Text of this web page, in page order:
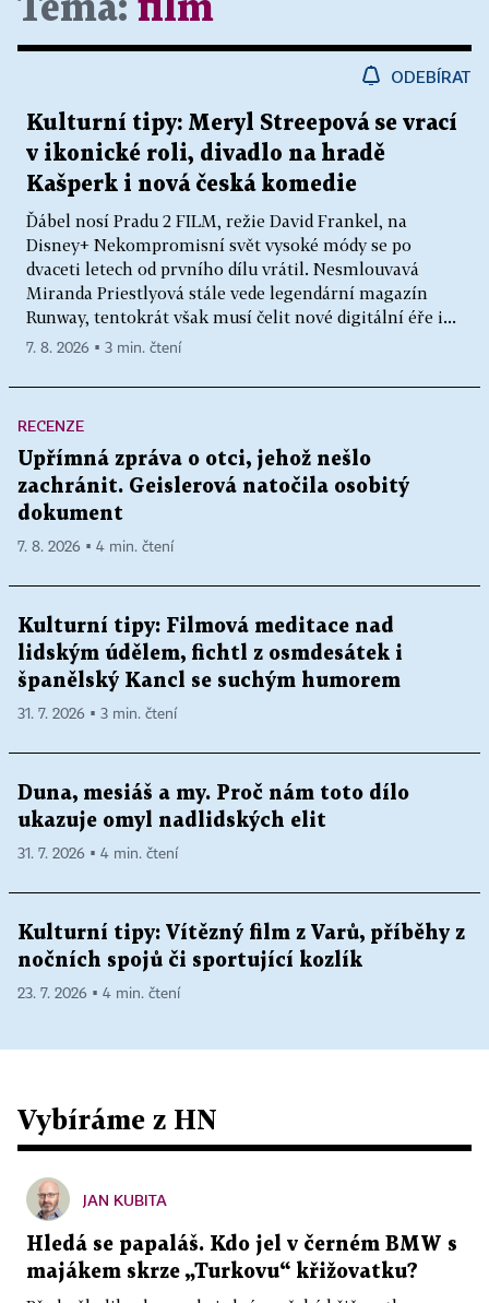
Téma: film
ODEBÍRAT
Kulturní tipy: Meryl Streepová se vrací
v ikonické roli, divadlo na hradě
Kašperk i nová česká komedie
Ďábel nosí Pradu 2 FILM, režie David Frankel, na
Disney+ Nekompromisní svět vysoké módy se po
dvaceti letech od prvního dílu vrátil. Nesmlouvavá
Miranda Priestlyová stále vede legendární magazín
Runway, tentokrát však musí čelit nové digitální éře i...
7. 8. 2026 ▪ 3 min. čtení
RECENZE
Upřímná zpráva o otci, jehož nešlo
zachránit. Geislerová natočila osobitý
dokument
7. 8. 2026 ▪ 4 min. čtení
Kulturní tipy: Filmová meditace nad
lidským údělem, fichtl z osmdesátek i
španělský Kancl se suchým humorem
31. 7. 2026 ▪ 3 min. čtení
Duna, mesiáš a my. Proč nám toto dílo
ukazuje omyl nadlidských elit
31. 7. 2026 ▪ 4 min. čtení
Kulturní tipy: Vítězný film z Varů, příběhy z
nočních spojů či sportující kozlík
23. 7. 2026 ▪ 4 min. čtení
Vybíráme z HN
JAN KUBITA
Hledá se papaláš. Kdo jel v černém BMW s
majákem skrze „Turkovu“ křižovatku?